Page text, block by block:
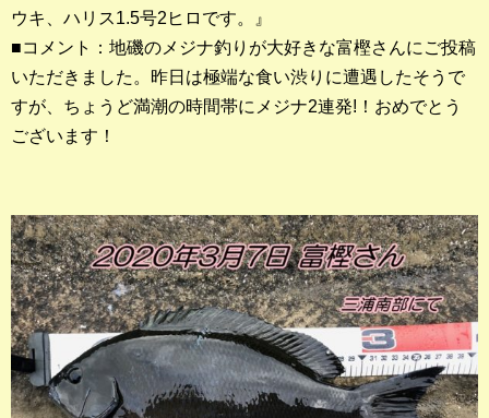
ウキ、ハリス1.5号2ヒロです。』
■コメント：地磯のメジナ釣りが大好きな富樫さんにご投稿
いただきました。昨日は極端な食い渋りに遭遇したそうで
すが、ちょうど満潮の時間帯にメジナ2連発!！おめでとう
ございます！
メジナ部門
シロギス部門
過去の釣果ランキング
スタッフブログ
店長釣行記
スタッフ釣行記
釣果投稿フォーム